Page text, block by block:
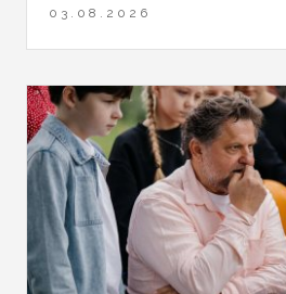
03.08.2026